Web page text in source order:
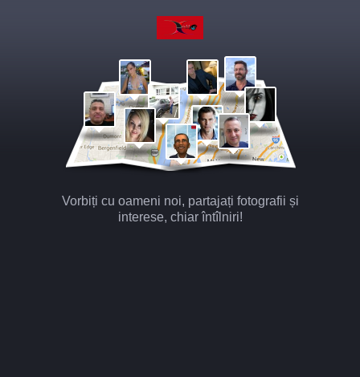
Vorbiți cu oameni noi, partajați fotografii și
interese, chiar întîlniri!